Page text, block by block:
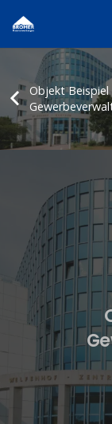
Objekt Beispiel